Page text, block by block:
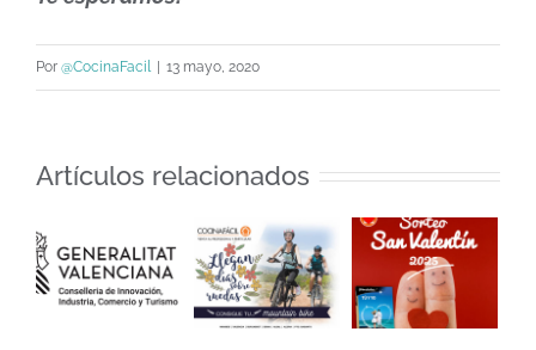
Por @CocinaFacil | 13 mayo, 2020
Artículos relacionados